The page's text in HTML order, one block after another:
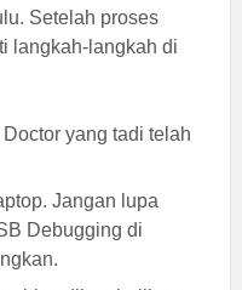
Setelah proses
langkah-langkah di
yang tadi telah
Jangan lupa
Debugging di